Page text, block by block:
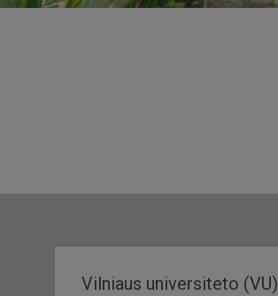
Vilniaus universiteto (VU)